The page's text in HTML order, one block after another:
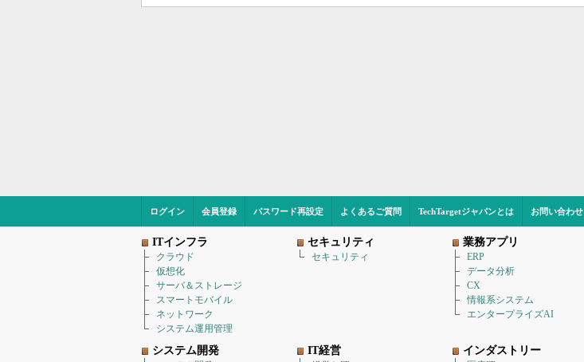
ログイン 会員登録 パスワード再設定 よくあるご質問 TechTargetジャパンとは お問い合わせ
ITインフラ
クラウド
仮想化
サーバ＆ストレージ
スマートモバイル
ネットワーク
システム運用管理
セキュリティ
セキュリティ
業務アプリ
ERP
データ分析
CX
情報系システム
エンタープライズAI
システム開発 IT経営 インダストリー